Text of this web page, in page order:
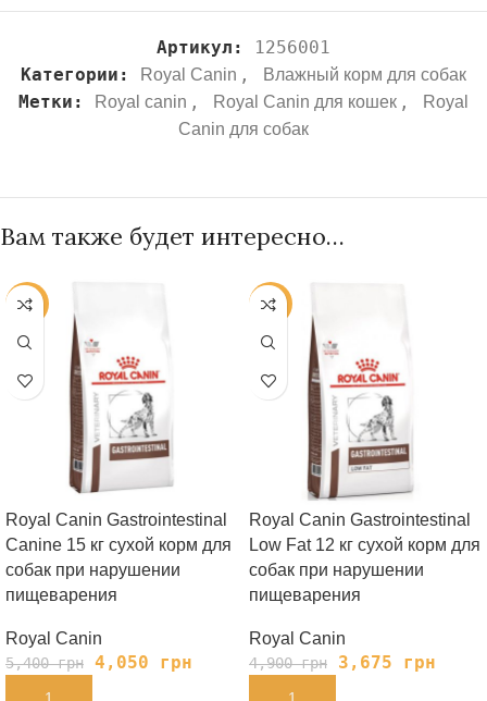
Артикул:
1256001
Категории:
Royal Canin , Влажный корм для собак
Метки: Royal canin , Royal Canin для кошек ,
Royal
Canin для собак
Вам также будет интересно…
-25%
Royal Canin Gastrointestinal
Canine 15 кг сухой корм для
собак при нарушении
пищеварения
Royal Canin
5,400грн 4,050 грн
В КОРЗИНУ
-25%
Royal Canin Gastrointestinal
Low Fat 12 кг сухой корм для
собак при нарушении
пищеварения
Royal Canin
4,900грн 3,675 грн
В КОРЗИНУ